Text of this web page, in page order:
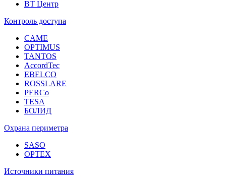
ВТ Центр
Контроль доступа
CAME
OPTIMUS
TANTOS
AccordTec
EBELCO
ROSSLARE
PERCo
TESA
БОЛИД
Охрана периметра
SASO
OPTEX
Источники питания